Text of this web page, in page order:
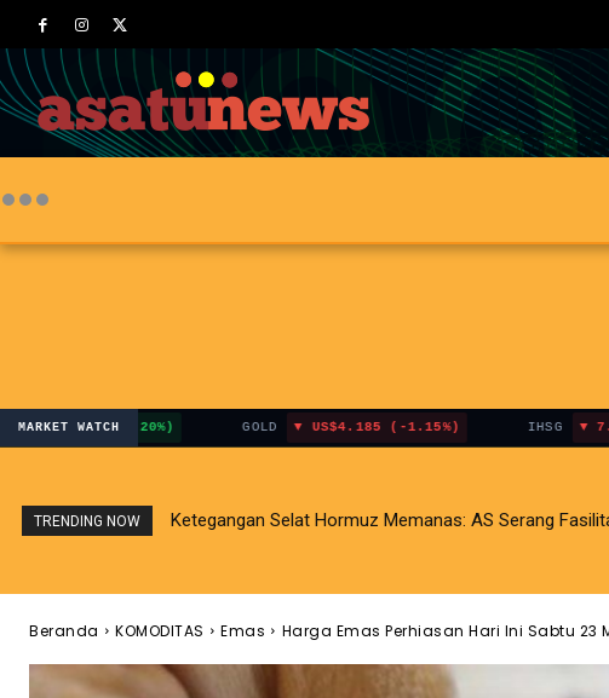
MARKET WATCH
(+3.20%) GOLD US$4.185 (-1.15%) IHSG 7.120 (-
TRENDING NOW Dilema Pasar Global: Sentimen Positif Inflasi AS
Ketegangan Selat Hormuz Memanas: AS Serang
Beranda KOMODITAS Emas Harga Emas Perhiasan Hari Ini Sabtu 23